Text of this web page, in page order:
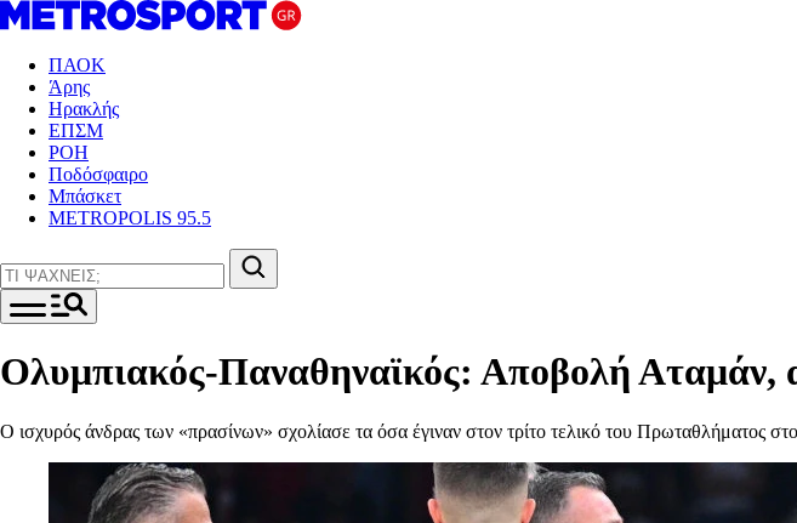
ΠΑΟΚ
Άρης
Ηρακλής
ΕΠΣΜ
ΡΟΗ
Ποδόσφαιρο
Μπάσκετ
METROPOLIS 95.5
Ολυμπιακός-Παναθηναϊκός: Αποβολή Αταμάν,
Ο ισχυρός άνδρας των «πρασίνων» σχολίασε τα όσα έγιναν στον τρίτο τελικό του Πρωταθλήματος